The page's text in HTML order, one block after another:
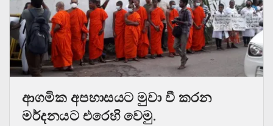
ආගමික අපහාසයට මුවා වී කරන
මර්දනයට එරෙහි වෙමු.